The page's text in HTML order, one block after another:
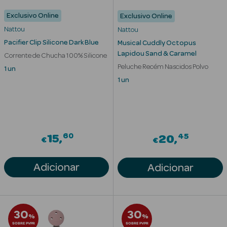
Esfoliantes
Cicatrizantes
Mãos
Massajadores
Exclusivo Online
Nattou
Pacifier Clip Silicone Dark Blue
Corrente de Chucha 100% Silicone
1 un
€15 60
Adicionar
Exclusivo Online
Nattou
Musical Cuddly Octopus
Lapidou Sand & Caramel
Peluche Recém Nascidos Polvo
1 un
€20 45
Adicionar
30%
SOBRE PVPR
30%
SOBRE PVPR